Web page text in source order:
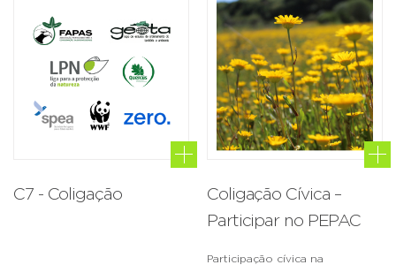
C7 - Coligação
Coligação Cívica –
Participar no PEPAC
Participação cívica na